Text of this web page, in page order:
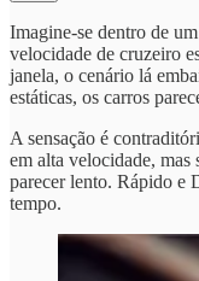
Imagine-se dentro de
velocidade de cruzeiro
janela, o cenário lá
estáticas, os carros
A sensação é
em alta velocidade, mas
parecer lento. Rápido e
tempo.